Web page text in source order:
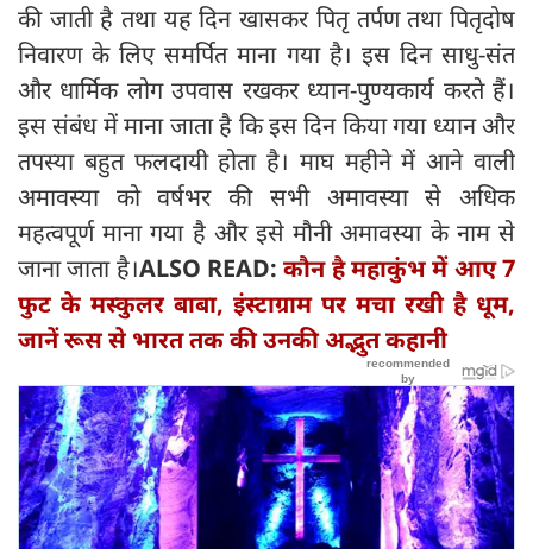
की जाती है तथा यह दिन खासकर पितृ तर्पण तथा पितृदोष
निवारण के लिए समर्पित माना गया है। इस दिन साधु-संत
और धार्मिक लोग उपवास रखकर ध्यान-पुण्यकार्य करते हैं।
इस संबंध में माना जाता है कि इस दिन किया गया ध्यान और
तपस्या बहुत फलदायी होता है। माघ महीने में आने वाली
अमावस्या को वर्षभर की सभी अमावस्या से अधिक
महत्वपूर्ण माना गया है और इसे मौनी अमावस्या के नाम से
जाना जाता है।ALSO READ:कौन है महाकुंभ में आए 7
फुट के मस्कुलर बाबा, इंस्टाग्राम पर मचा रखी है धूम,
जानें रूस से भारत तक की उनकी अद्भुत कहानी